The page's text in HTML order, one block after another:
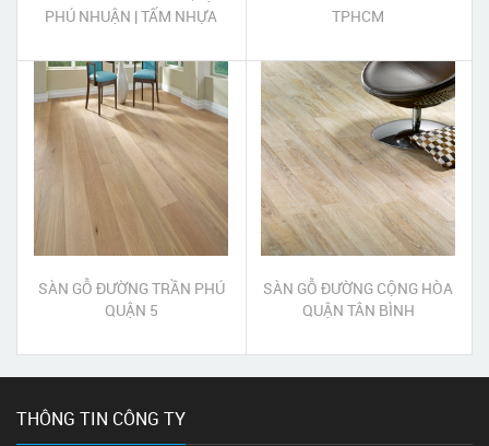
PHÚ NHUẬN | TẤM NHỰA
NHUẬN
TPHCM
SÀN GỖ ĐƯỜNG TRẦN PHÚ
QUẬN 5
SÀN GỖ ĐƯỜNG CỘNG HÒA
QUẬN TÂN BÌNH
THÔNG TIN CÔNG TY